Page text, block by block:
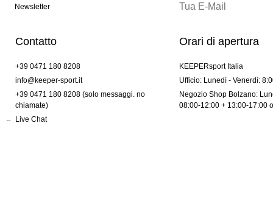
Newsletter
Contatto
+39 0471 180 8208
info@keeper-sport.it
+39 0471 180 8208 (solo messaggi. no
chiamate)
Live Chat
Orari di apertura
KEEPERsport Italia
Ufficio: Lunedì - Venerdì:
Negozio Shop Bolzano:
08:00-12:00 + 13:00-17:00